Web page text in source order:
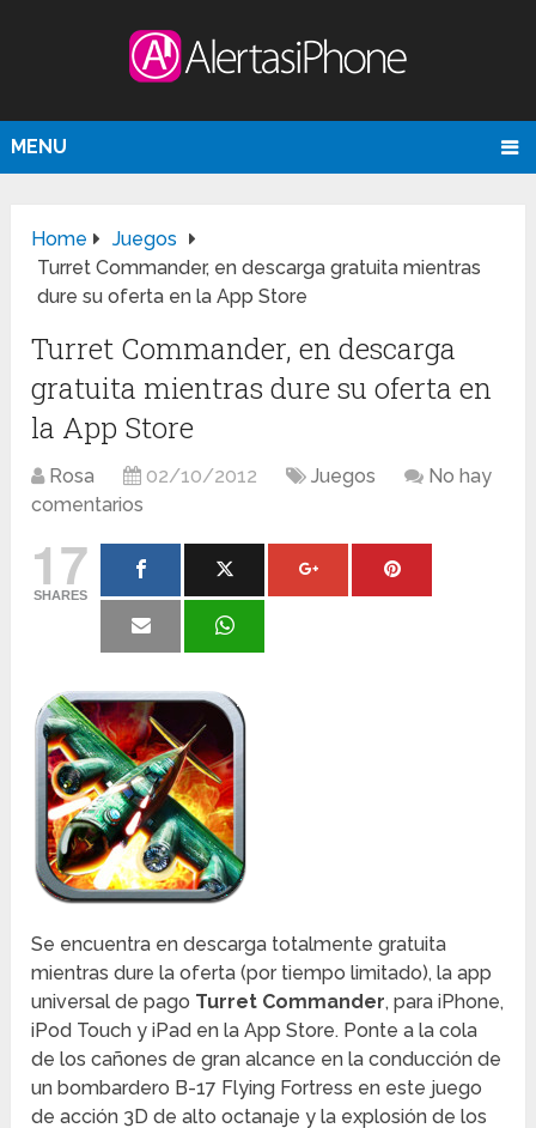
MENU
Home
Juegos
Turret Commander, en descarga gratuita mientras
dure su oferta en la App Store
Turret Commander, en descarga
gratuita mientras dure su oferta en
la App Store
Rosa 02/10/2012 Juegos
No hay
comentarios
17
SHARES
Se encuentra en descarga totalmente gratuita
mientras dure la oferta (por tiempo limitado), la app
universal de pago Turret Commander, para iPhone,
iPod Touch y iPad en la App Store. Ponte a la cola
de los cañones de gran alcance en la conducción de
un bombardero B-17 Flying Fortress en este juego
de acción 3D de alto octanaje y la explosión de los